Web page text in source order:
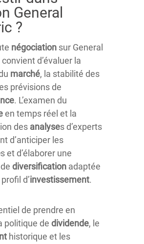
General
?
négociation sur General
d’évaluer la
marché, la stabilité des
prévisions de
. L’examen du
en temps réel et la
des analyses d’experts
d’anticiper les
s et d’élaborer une
de diversification adaptée
d’investissement.
de prendre en
politique de dividende, le
historique et les